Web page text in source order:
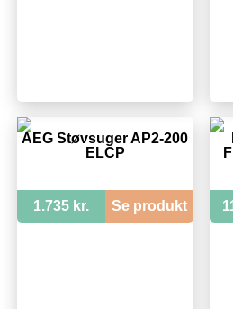
AEG Støvsuger AP2-200
ELCP
1.735 kr. Se produkt